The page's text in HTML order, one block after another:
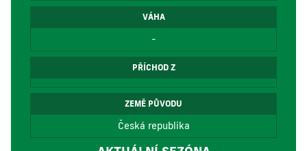
VÁHA
-
PŘÍCHOD Z
ZEMĚ PŮVODU
Česká republika